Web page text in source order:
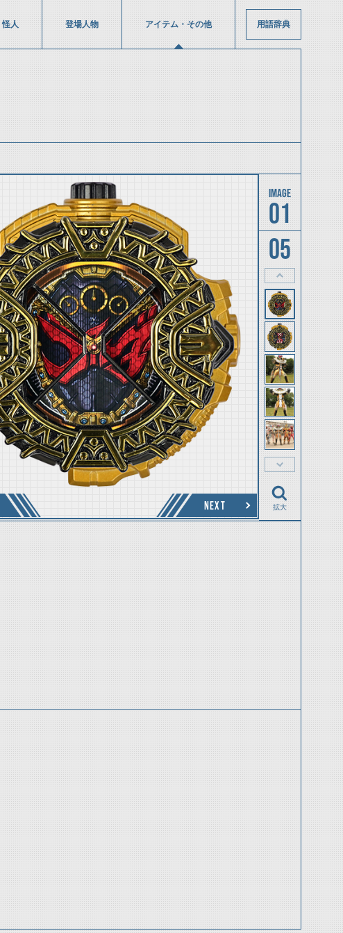
怪人 登場人物 アイテム・その他 用語辞典
NEXT
01
05
拡大